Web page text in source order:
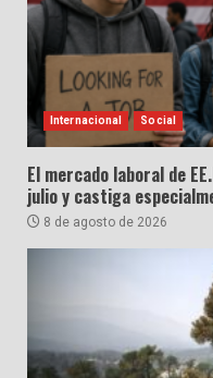
Internacional Social
El mercado laboral de
julio y castiga
8 de agosto de 2026